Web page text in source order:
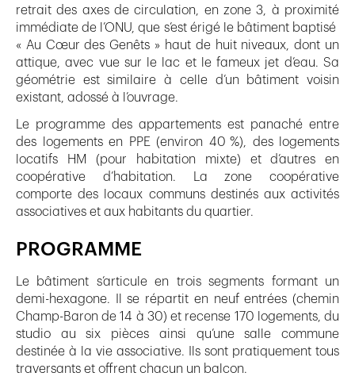
retrait des axes de circulation, en zone 3, à proximité
immédiate de l’ONU, que s’est érigé le bâtiment baptisé
« Au Cœur des Genêts » haut de huit niveaux, dont un
attique, avec vue sur le lac et le fameux jet d’eau. Sa
géométrie est similaire à celle d’un bâtiment voisin
existant, adossé à l’ouvrage.
Le programme des appartements est panaché entre
des logements en PPE (environ 40 %), des logements
locatifs HM (pour habitation mixte) et d’autres en
coopérative d’habitation. La zone coopérative
comporte des locaux communs destinés aux activités
associatives et aux habitants du quartier.
PROGRAMME
Le bâtiment s’articule en trois segments formant un
demi-hexagone. Il se répartit en neuf entrées (chemin
Champ-Baron de 14 à 30) et recense 170 logements, du
studio au six pièces ainsi qu’une salle commune
destinée à la vie associative. Ils sont pratiquement tous
traversants et offrent chacun un balcon.